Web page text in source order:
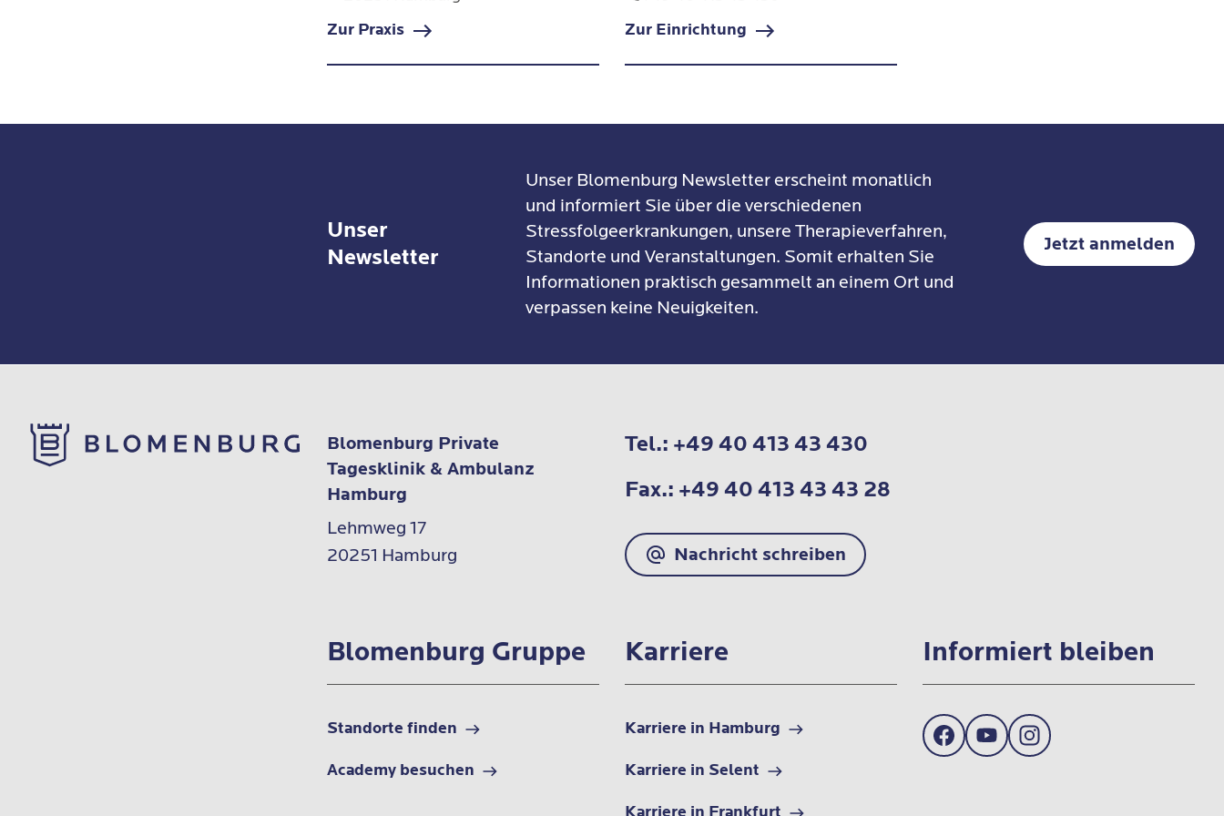
Jugendpsychotherapeutin
2022: Therapeutische Leitung des Zentrums für
seit 2020: Ausbildungsdozentin am IPB, IVT, HIP
seit 2024: Psychologische Psychotherapeutin in der
Blomenburg Hamburg
Zur Praxis
Zur Einrichtung
Unser
Newsletter
Unser Blomenburg Newsletter erscheint monatlich
und informiert Sie über die verschiedenen
Stressfolgeerkrankungen, unsere Therapieverfahren,
Standorte und Veranstaltungen. Somit erhalten Sie
Informationen praktisch gesammelt an einem Ort und
verpassen keine Neuigkeiten.
Jetzt anmelden
Blomenburg Private
Tagesklinik & Ambulanz
Hamburg
Lehmweg 17
20251 Hamburg
Tel.: +49 40 413 43 430
Fax.: +49 40 413 43 43 28
Nachricht schreiben
Blomenburg Gruppe
Standorte finden
Academy besuchen
Karriere
Karriere in Hamburg
Karriere in Selent
Informiert bleiben